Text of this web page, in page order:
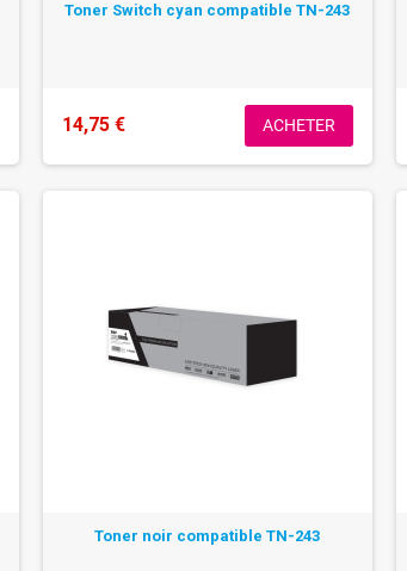
Toner Switch cyan compatible TN-243
14,75 € ACHETER
Toner noir compatible TN-243